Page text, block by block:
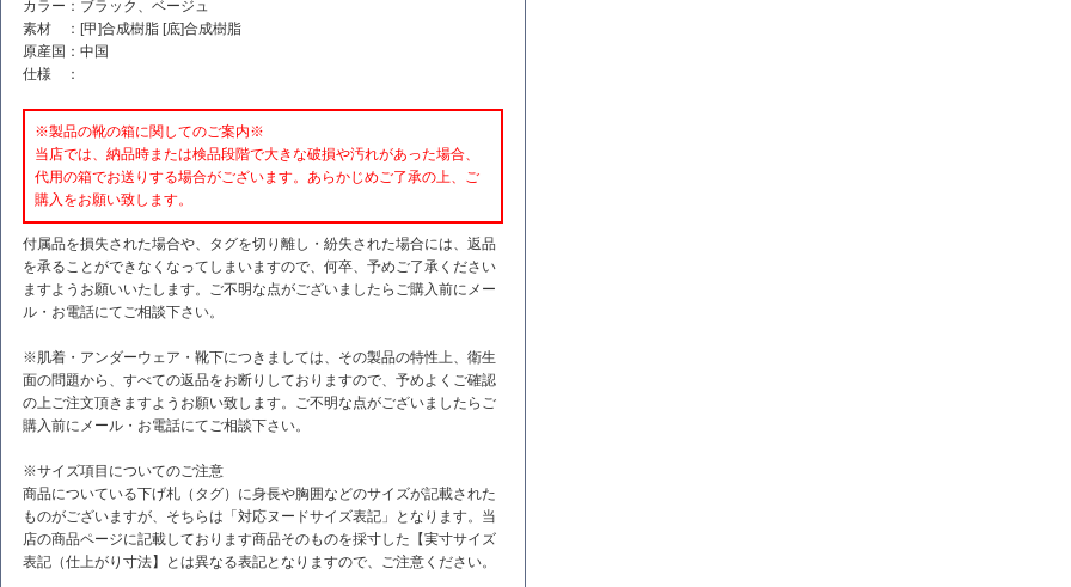
カラー：ブラック、ベージュ
素材 ：[甲]合成樹脂 [底]合成樹脂
原産国：中国
仕様 ：
※製品の靴の箱に関してのご案内※
当店では、納品時または検品段階で大きな破損や汚れがあった場合、
代用の箱でお送りする場合がございます。あらかじめご了承の上、ご
購入をお願い致します。
付属品を損失された場合や、タグを切り離し・紛失された場合には、返品
を承ることができなくなってしまいますので、何卒、予めご了承ください
ますようお願いいたします。ご不明な点がございましたらご購入前にメー
ル・お電話にてご相談下さい。
※肌着・アンダーウェア・靴下につきましては、その製品の特性上、衛生
面の問題から、すべての返品をお断りしておりますので、予めよくご確認
の上ご注文頂きますようお願い致します。ご不明な点がございましたらご
購入前にメール・お電話にてご相談下さい。
※サイズ項目についてのご注意
商品についている下げ札（タグ）に身長や胸囲などのサイズが記載された
ものがございますが、そちらは「対応ヌードサイズ表記」となります。当
店の商品ページに記載しております商品そのものを採寸した【実寸サイズ
表記（仕上がり寸法】とは異なる表記となりますので、ご注意ください。